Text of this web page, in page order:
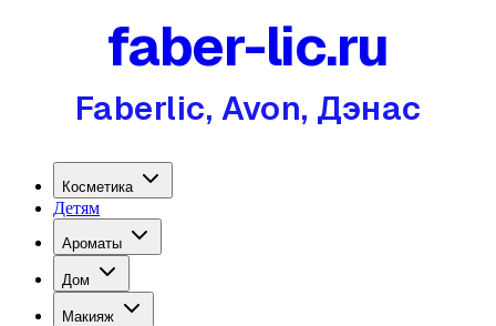
faber-lic.ru
Faberlic, Avon, Дэнас
Косметика
Детям
Ароматы
Дом
Макияж